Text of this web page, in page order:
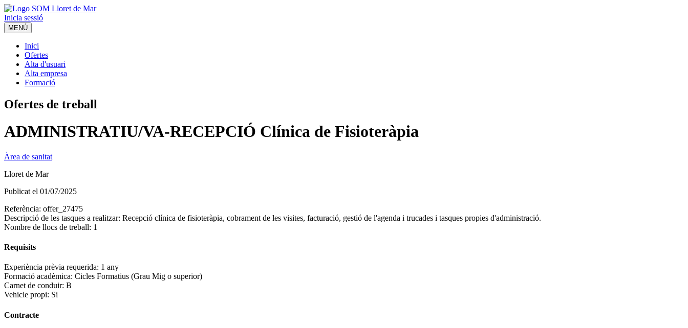
Inicia sessió
MENÚ
Inici
Ofertes
Alta d'usuari
Alta empresa
Formació
Ofertes de treball
ADMINISTRATIU/VA-RECEPCIÓ Clínica de Fisioteràpia
Àrea de sanitat
Lloret de Mar
Publicat el 01/07/2025
Referència: offer_27475
Descripció de les tasques a realitzar: Recepció clínica de fisioteràpia, cobrament de les visites, facturació, gestió de l'agenda i trucades i tasques propies d'administració.
Nombre de llocs de treball: 1
Requisits
Experiència prèvia requerida: 1 any
Formació acadèmica: Cicles Formatius (Grau Mig o superior)
Carnet de conduir: B
Vehicle propi: Si
Contracte